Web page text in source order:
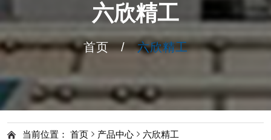
六欣精工
首页 / 六欣精工
当前位置： 首页 产品中心 六欣精工